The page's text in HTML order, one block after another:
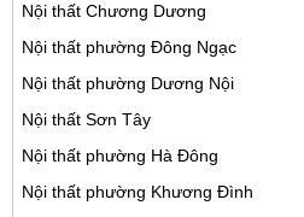
Nội thất Chương Dương
Nội thất phường Đông Ngạc
Nội thất phường Dương Nội
Nội thất Sơn Tây
Nội thất phường Hà Đông
Nội thất phường Khương Đình